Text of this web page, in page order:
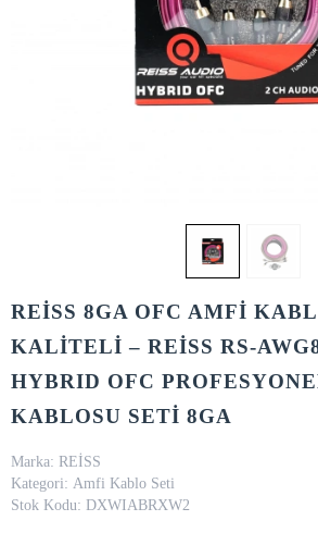
REİSS 8GA OFC AMFİ
KALİTELİ – REİSS RS-
HYBRID OFC
KABLOSU SETİ 8GA
Marka: REİSS
Kategori: Amfi Kablo Seti
Stok Kodu: DXWIABRXW2